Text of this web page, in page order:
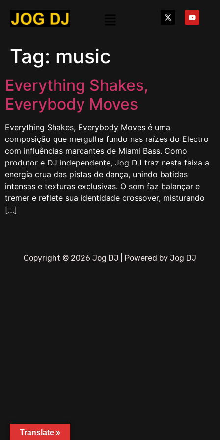
Tag: music
Everything Shakes,
Everybody Moves
Everything Shakes, Everybody Moves é uma
composição que mergulha fundo nas raízes do Electro
com influências marcantes de Miami Bass. Como
produtor e DJ independente, Jog DJ traz nesta faixa a
energia crua das pistas de dança, unindo batidas
intensas e texturas exclusivas. O som faz balançar e
tremer e reflete sua identidade crossover, misturando
[…]
Copyright © 2026 Jog DJ | Powered by Jog DJ
Translate »